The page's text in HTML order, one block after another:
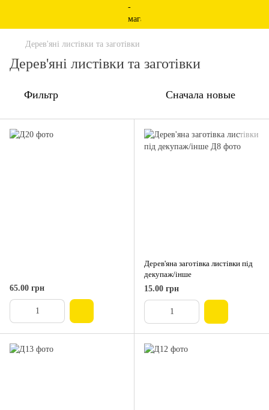
Дерев'яні листівки та заготівки
Дерев'яні листівки та заготівки
Фильтр Сначала новые
65.00 грн
Дерев'яна заготівка листівки під
декупаж/інше
15.00 грн